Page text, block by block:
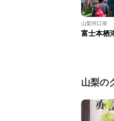
山梨河口湖
富士本栖
山梨の